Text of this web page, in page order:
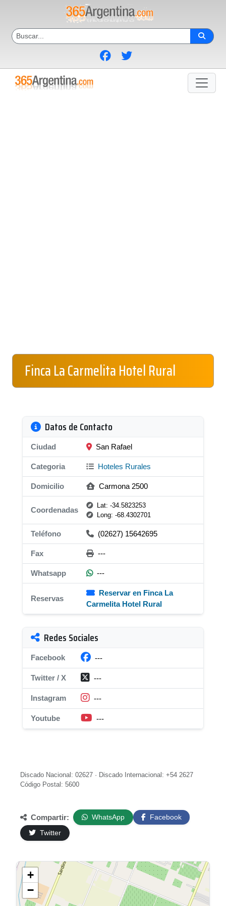
Finca La Carmelita Hotel Rural
Datos de Contacto
Ciudad San Rafael
Categoria Hoteles Rurales
Domicilio Carmona 2500
Coordenadas
Lat: -34.5823253
Long: -68.4302701
Teléfono (02627) 15642695
Fax ---
Whatsapp ---
Reservas
Reservar en Finca La
Carmelita Hotel Rural
Redes Sociales
Facebook ---
Twitter / X ---
Instagram ---
Youtube ---
Discado Nacional: 02627 · Discado Internacional: +54 2627
Código Postal: 5600
Compartir: WhatsApp
Facebook
Twitter
+
−